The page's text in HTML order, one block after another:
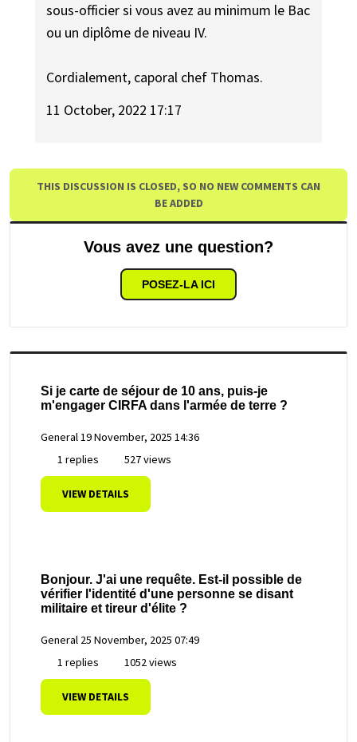
sous-officier si vous avez au minimum le Bac
ou un diplôme de niveau IV.
Cordialement, caporal chef Thomas.
11 October, 2022 17:17
THIS DISCUSSION IS CLOSED, SO NO NEW COMMENTS CAN
BE ADDED
Vous avez une question?
POSEZ-LA ICI
Si je carte de séjour de 10 ans, puis-je
m'engager CIRFA dans l'armée de terre ?
General19 November, 2025 14:36
1 replies
527 views
VIEW DETAILS
Bonjour. J'ai une requête. Est-il possible de
vérifier l'identité d'une personne se disant
militaire et tireur d'élite ?
General 25 November, 2025 07:49
1 replies
1052 views
VIEW DETAILS